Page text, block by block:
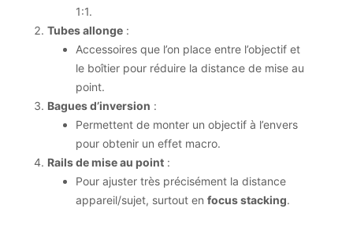
1:1.
Tubes allonge :
Accessoires que l’on place entre l’objectif et
le boîtier pour réduire la distance de mise au
point.
Bagues d’inversion :
Permettent de monter un objectif à l’envers
pour obtenir un effet macro.
Rails de mise au point :
Pour ajuster très précisément la distance
appareil/sujet, surtout en focus stacking.